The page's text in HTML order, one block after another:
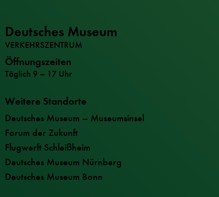
Deutsches Museum
VERKEHRSZENTRUM
Öffnungszeiten
Täglich 9 – 17 Uhr
Weitere Standorte
Deutsches Museum – Museumsinsel
Forum der Zukunft
Flugwerft Schleißheim
Deutsches Museum Nürnberg
Deutsches Museum Bonn